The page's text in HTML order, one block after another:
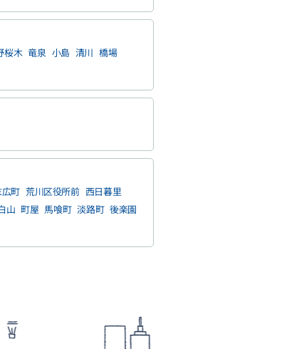
桜木 竜泉 小島 清川 橋場
町 荒川区役所前 西日暮里
山 町屋 馬喰町 淡路町 後楽園